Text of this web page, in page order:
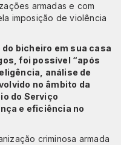
armadas e com
imposição de violência
bicheiro em sua casa
foi possível “após
análise de
no âmbito da
do Serviço
e eficiência no
criminosa armada